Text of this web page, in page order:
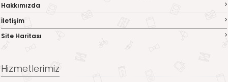
Hakkımızda
İletişim
Site Haritası
Hizmetlerimiz